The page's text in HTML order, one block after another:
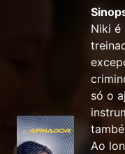
Niki é
só o
Ao